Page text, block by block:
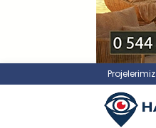
Projelerimiz